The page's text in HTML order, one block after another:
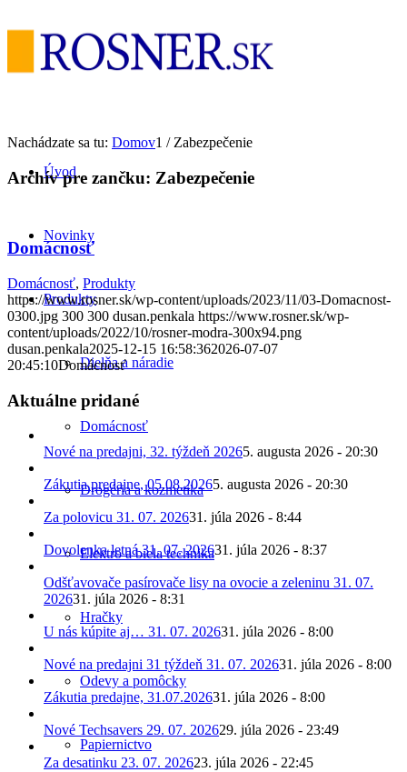
Úvod
Novinky
Produkty
Dielňa a náradie
Domácnosť
Drogéria a kozmetika
Elektro a biela technika
Hračky
Odevy a pomôcky
Papiernictvo
Nachádzate sa tu: Domov1 / Zabezpečenie
Archív pre zančku: Zabezpečenie
Domácnosť
Domácnosť, Produkty
https://www.rosner.sk/wp-content/uploads/2023/11/03-Domacnost-
0300.jpg 300 300 dusan.penkala https://www.rosner.sk/wp-
content/uploads/2022/10/rosner-modra-300x94.png
dusan.penkala2025-12-15 16:58:362026-07-07
20:45:10Domácnosť
Aktuálne pridané
Nové na predajni, 32. týždeň 20265. augusta 2026 - 20:30
Zákutia predajne, 05.08.20265. augusta 2026 - 20:30
Za polovicu 31. 07. 202631. júla 2026 - 8:44
Dovolenka letná 31. 07. 202631. júla 2026 - 8:37
Odšťavovače pasírovače lisy na ovocie a zeleninu 31. 07.
202631. júla 2026 - 8:31
U nás kúpite aj… 31. 07. 202631. júla 2026 - 8:00
Nové na predajni 31 týždeň 31. 07. 202631. júla 2026 - 8:00
Zákutia predajne, 31.07.202631. júla 2026 - 8:00
Nové Techsavers 29. 07. 202629. júla 2026 - 23:49
Za desatinku 23. 07. 202623. júla 2026 - 22:45